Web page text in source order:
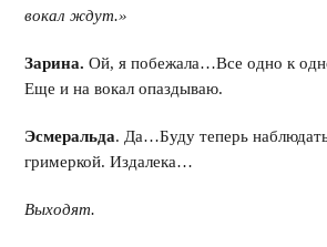
вокал ждут.»
Зарина. Ой, я побежала…Все одно к
Еще и на вокал опаздываю.
Эсмеральда. Да…Буду теперь
гримеркой. Издалека…
Выходят.